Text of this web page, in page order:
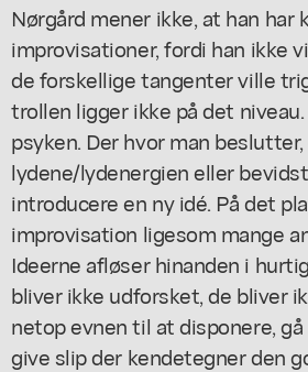
Nørgård mener ikke, at han har
improvisationer, fordi han ikke
de forskellige tangenter ville
trollen ligger ikke på det
psyken. Der hvor man
lydene/lydenergien eller
introducere en ny idé. På det
improvisation ligesom mange
Ideerne afløser hinanden i
bliver ikke udforsket, de bliver
netop evnen til at disponere,
give slip der kendetegner den